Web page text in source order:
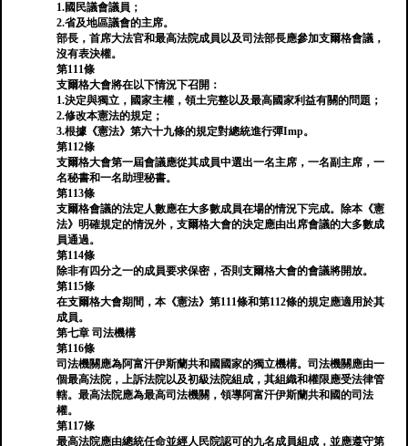
1.國民議會議員；
2.省及地區議會的主席。
部長，首席大法官和最高法院成員以及司法部長應參加支爾格會議，
沒有表決權。
第111條
支爾格大會將在以下情況下召開：
1.決定與獨立，國家主權，領土完整以及最高國家利益有關的問題；
2.修改本憲法的規定；
3.根據《憲法》第六十九條的規定對總統進行彈Imp。
第112條
支爾格大會第一屆會議應從其成員中選出一名主席，一名副主席，一
名秘書和一名助理秘書。
第113條
支爾格會議的法定人數應在大多數成員在場的情況下完成。除本《憲
法》明確規定的情況外，支爾格大會的決定應由出席會議的大多數成
員通過。
第114條
除非有四分之一的成員要求保密，否則支爾格大會的會議將開放。
第115條
在支爾格大會期間，本《憲法》第111條和第112條的規定應適用於其
成員。
第七章 司法機構
第116條
司法機關應為阿富汗伊斯蘭共和國國家的獨立機構。司法機關應由一
個最高法院，上訴法院以及初級法院組成，其組織和權限應受法律管
轄。最高法院應為最高司法機關，領導阿富汗伊斯蘭共和國的司法
權。
第117條
最高法院應由總統任命並經人民院認可的九名成員組成，並應遵守第